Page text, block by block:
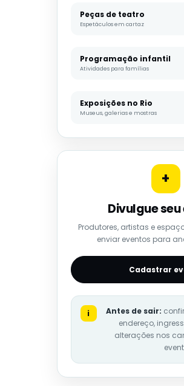
Peças de teatro
Espetáculos em cartaz
Programação infantil
Atividades para famílias
Exposições no Rio
Museus, galerias e mostras
+
Divulgue
Produtores, artistas e
enviar eventos para
Cadastrar
i Antes de sair:
endereço,
alterações nos